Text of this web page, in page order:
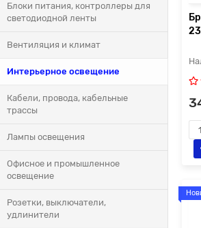
Блоки питания, контроллеры для
светодиодной ленты
Вентиляция и климат
Интерьерное освещение
Кабели, провода, кабельные
трассы
Лампы освещения
Офисное и промышленное
освещение
Розетки, выключатели,
удлинители